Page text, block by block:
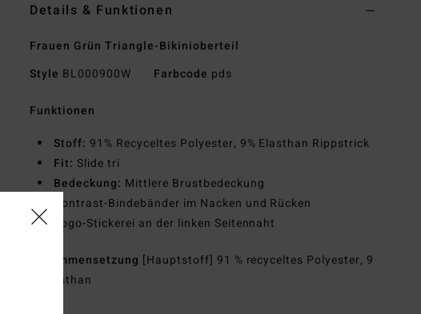
Details & Funktionen
Frauen Grün Triangle-Bikinioberteil
Style BL000900W Farbcode pds
Funktionen
Stoff: 91% Recyceltes Polyester, 9% Elasthan Rippstrick
Fit: Slide tri
Bedeckung: Mittlere Brustbedeckung
Kontrast-Bindebänder im Nacken und Rücken
Logo-Stickerei an der linken Seitennaht
Zusammensetzung [Hauptstoff] 91 % recyceltes Polyester, 9
% Elasthan